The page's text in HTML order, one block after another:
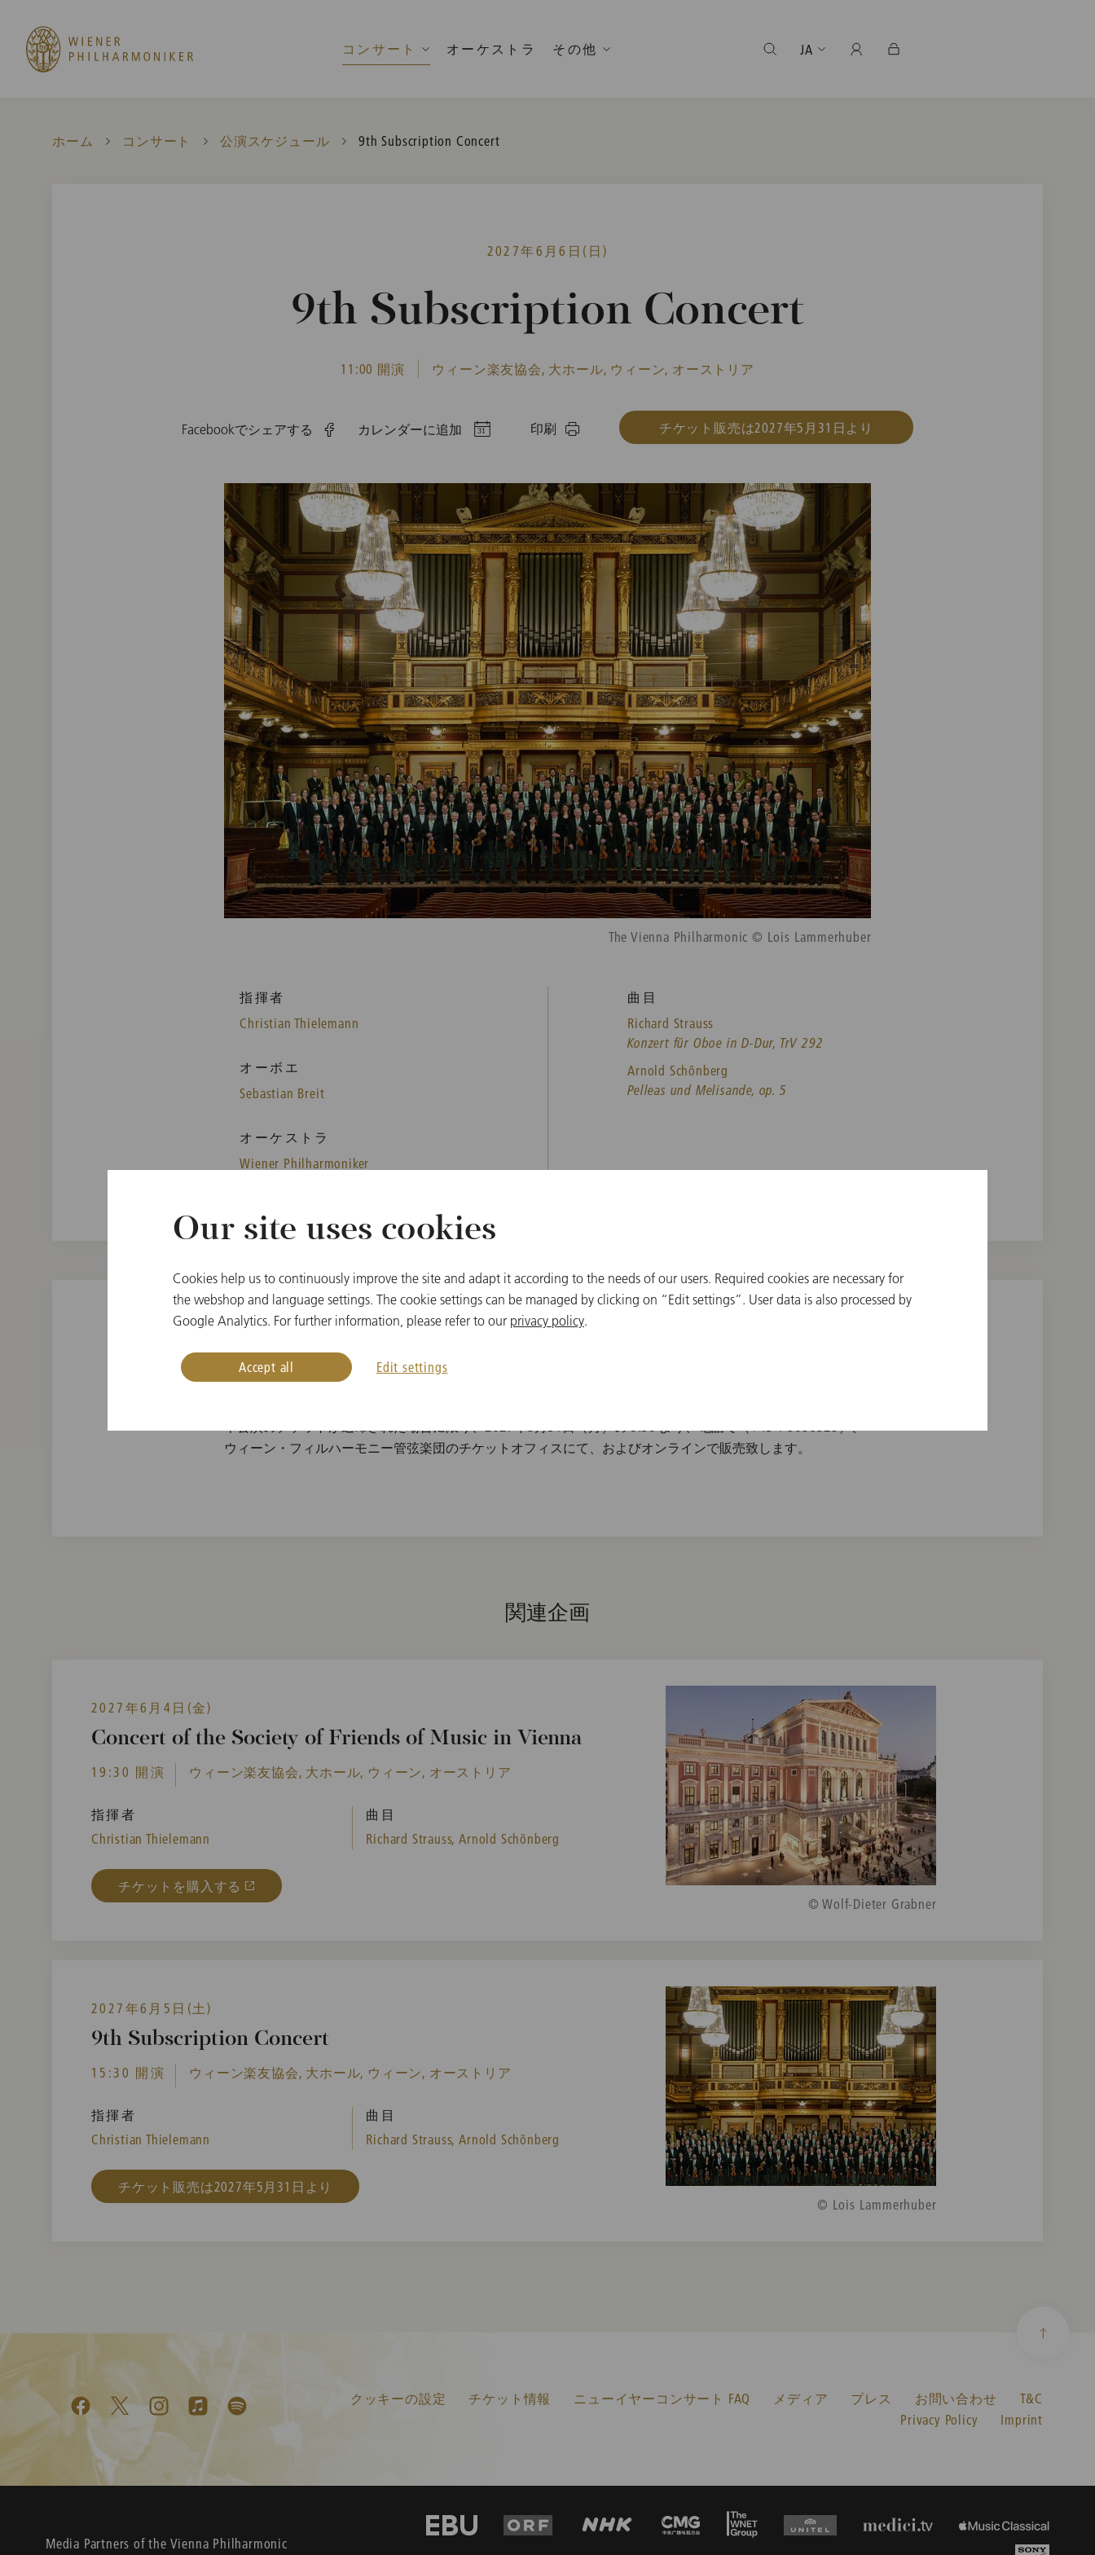
コンサート オーケストラ その他 JA
ホーム コンサート 公演スケジュール Current:
9th Subscription Concert
2027年6月6日(日)
9th Subscription Concert
11:00 開演 ウィーン楽友協会, 大ホール, ウィーン, オーストリア
Facebookでシェアする カレンダーに追加 印刷 チケット販売は2027年5月31日より
The Vienna Philharmonic © Lois Lammerhuber
指揮者
Christian Thielemann
オーボエ
Sebastian Breit
オーケストラ
Wiener Philharmoniker
曲目
Richard Strauss
Konzert für Oboe in D-Dur, TrV 292
Arnold Schönberg
Pelleas und Melisande, op. 5
本公演のチケットが返却された場合に限り、2027年5月31日（月）の 9:30 より、電話で（+43 1 5056525）、
ウィーン・フィルハーモニー管弦楽団のチケットオフィスにて、およびオンラインで販売致します。
関連企画
2027年6月4日(金)
Concert of the Society of Friends of Music in Vienna
19:30 開演 ウィーン楽友協会, 大ホール, ウィーン, オーストリア
指揮者
Christian Thielemann
曲目
Richard Strauss, Arnold Schönberg
チケットを購入する
© Wolf-Dieter Grabner
2027年6月5日(土)
9th Subscription Concert
15:30 開演 ウィーン楽友協会, 大ホール, ウィーン, オーストリア
指揮者
Christian Thielemann
曲目
Richard Strauss, Arnold Schönberg
チケット販売は2027年5月31日より
© Lois Lammerhuber
クッキーの設定 チケット情報 ニューイヤーコンサート FAQ メディア プレス お問い合わせ
T&C
Privacy Policy
Imprint
Media Partners of the Vienna Philharmonic
Our site uses cookies
Cookies help us to continuously improve the site and adapt it according to the needs of our users. Required cookies are necessary for
the webshop and language settings. The cookie settings can be managed by clicking on “Edit settings”. User data is also processed by
Google Analytics. For further information, please refer to our privacy policy.
Edit settings
Accept all